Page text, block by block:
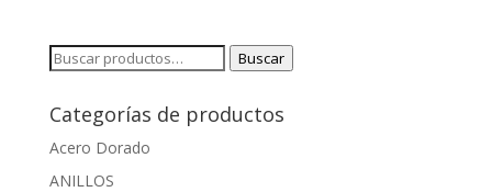
Buscar
Buscar
Categorías de productos
Acero Dorado
ANILLOS